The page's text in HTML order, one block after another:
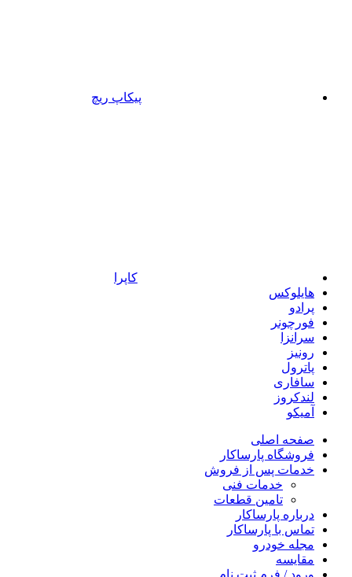
پیکاپ ریچ
کاپرا
هایلوکس
پرادو
فورچونر
سرانزا
رونیز
پاترول
سافاری
لندکروز
آمیکو
صفحه اصلی
فروشگاه پارساکار
خدمات پس از فروش
خدمات فنی
تامین قطعات
درباره پارساکار
تماس با پارساکار
مجله خودرو
مقایسه
ورود / فرم ثبت نام